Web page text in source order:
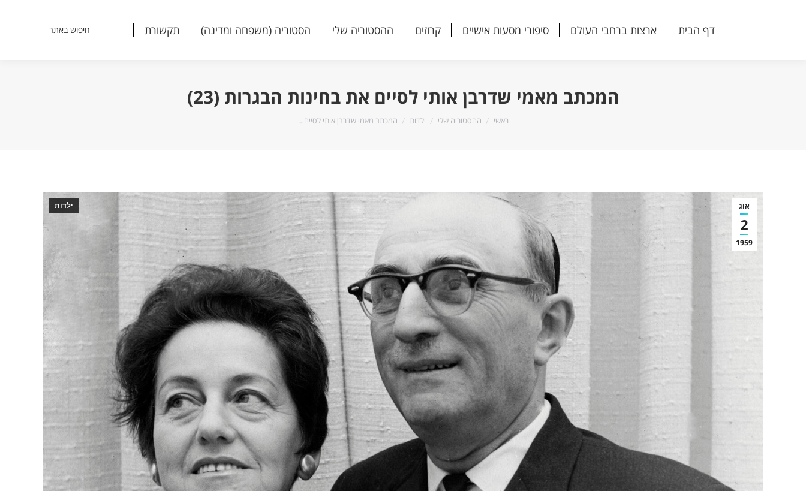
דף הבית ארצות ברחבי העולם סיפורי מסעות אישיים קרוזים ההסטוריה שלי הסטוריה (משפחה ומדינה) תקשורת Search:
חיפוש באתר
המכתב מאמי שדרבן אותי לסיים את בחינות הבגרות (23)
הנך נמצא כאן:
ראשי ההסטוריה שלי ילדות המכתב מאמי שדרבן אותי לסיים…
אוג
2
1959
ילדות